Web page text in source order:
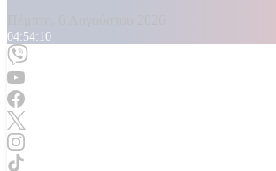
04:54:11